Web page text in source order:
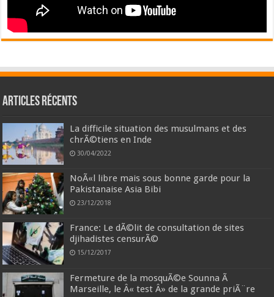
Articles récents
La difficile situation des musulmans et des
chrÃ©tiens en Inde
30/04/2022
NoÃ«l libre mais sous bonne garde pour la
Pakistanaise Asia Bibi
23/12/2018
France: Le dÃ©lit de consultation de sites
djihadistes censurÃ©
15/12/2017
Fermeture de la mosquÃ©e Sounna Ã
Marseille, le Â« test Â» de la grande priÃ¨re